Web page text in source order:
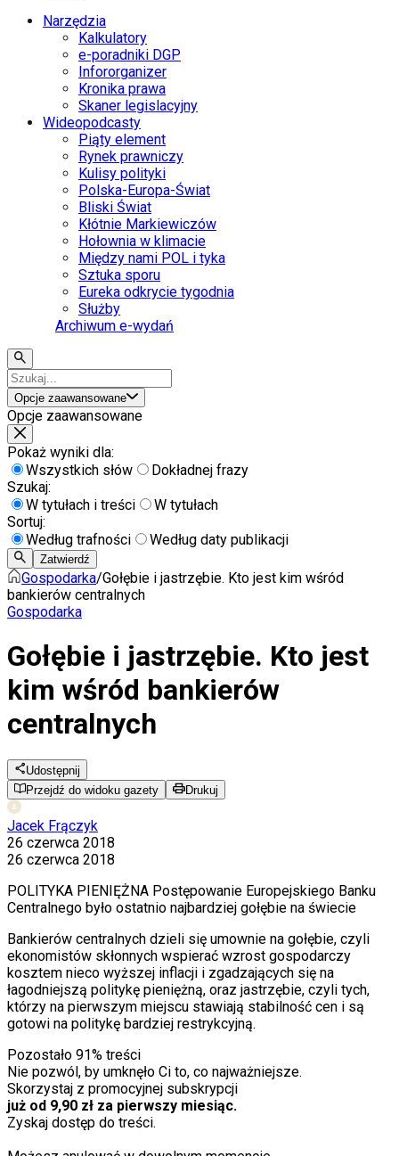
Narzędzia
Kalkulatory
e-poradniki DGP
Infororganizer
Kronika prawa
Skaner legislacyjny
Wideopodcasty
Piąty element
Rynek prawniczy
Kulisy polityki
Polska-Europa-Świat
Bliski Świat
Kłótnie Markiewiczów
Hołownia w klimacie
Między nami POL i tyka
Sztuka sporu
Eureka odkrycie tygodnia
Służby
Archiwum e-wydań
Opcje zaawansowane
Opcje zaawansowane
Pokaż wyniki dla:
Wszystkich słów
Dokładnej frazy
Szukaj:
W tytułach i treści
W tytułach
Sortuj:
Według trafności
Według daty publikacji
Zatwierdź
Gospodarka/Gołębie i jastrzębie. Kto jest kim wśród
bankierów centralnych
Gospodarka
Gołębie i jastrzębie. Kto jest
kim wśród bankierów
centralnych
Udostępnij
Przejdź do widoku gazety
Drukuj
Jacek Frączyk
26 czerwca 2018
26 czerwca 2018
POLITYKA PIENIĘŻNA Postępowanie Europejskiego Banku
Centralnego było ostatnio najbardziej gołębie na świecie
Bankierów centralnych dzieli się umownie na gołębie, czyli
ekonomistów skłonnych wspierać wzrost gospodarczy
kosztem nieco wyższej inflacji i zgadzających się na
łagodniejszą politykę pieniężną, oraz jastrzębie, czyli tych,
którzy na pierwszym miejscu stawiają stabilność cen i są
gotowi na politykę bardziej restrykcyjną.
Pozostało 91% treści
Nie pozwól, by umknęło Ci to, co najważniejsze.
Skorzystaj z promocyjnej subskrypcji
już od 9,90 zł za pierwszy miesiąc.
Zyskaj dostęp do treści.